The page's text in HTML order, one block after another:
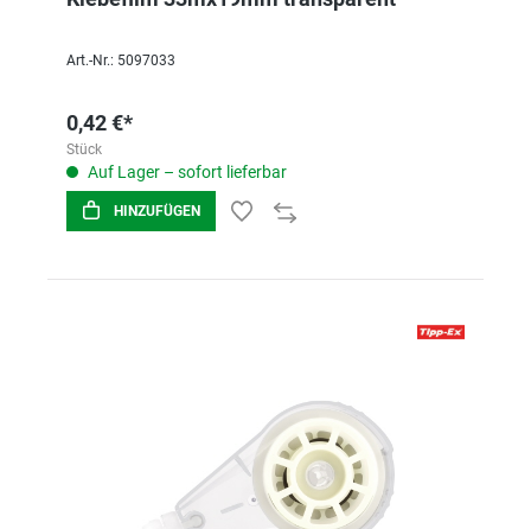
Art.-Nr.: 5097033
0,42 €*
Stück
Auf Lager – sofort lieferbar
HINZUFÜGEN